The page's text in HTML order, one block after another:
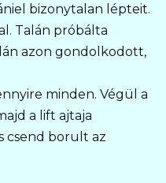
bizonytalan lépteit.
Talán próbálta
azon gondolkodott,
minden. Végül a
a lift ajtaja
csend borult az